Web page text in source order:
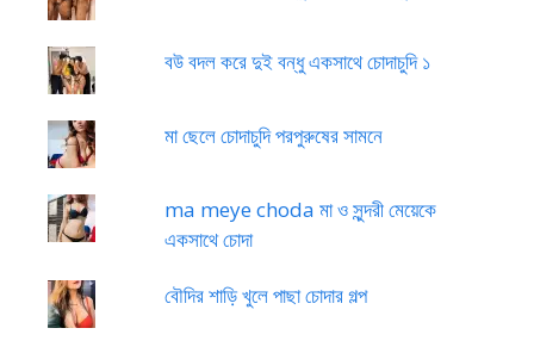
বউ বদল করে দুই বন্ধু একসাথে চোদাচুদি ১
মা ছেলে চোদাচুদি পরপুরুষের সামনে
ma meye choda মা ও সুন্দরী মেয়েকে
একসাথে চোদা
বৌদির শাড়ি খুলে পাছা চোদার গল্প